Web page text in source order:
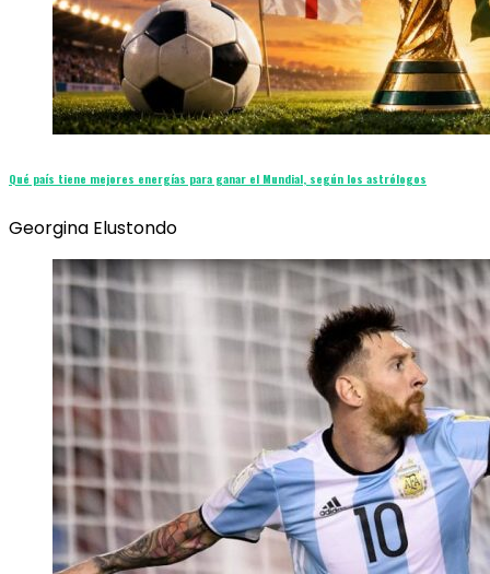
Qué país tiene mejores energías para ganar el Mundial, según los astrólogos
Georgina Elustondo